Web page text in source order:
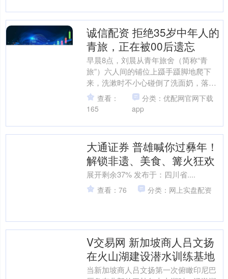
诚信配资 拒绝35岁中年人的
青旅，正在被00后遗忘
早晨8点，刘晨从青年旅舍（简称“青
旅”）六人间的铺位上蹑手蹑脚地爬下
来，洗漱时不小心碰倒了洗面奶，落地
的瓶子在狭小的卫生间里震荡出巨大的
回声。她走出卫生间时，听....
查看：
165
分类：优配网官网下载
app
大通证券 普雄喊你过彝年！
解锁非遗、美食、篝火狂欢
展开剩余37% 发布于：四川省....
查看：76 分类：网上实盘配资
V交易网 新加坡商人吕文扬
在火山湖建设潜水训练基地
当新加坡商人吕文扬第一次俯瞰印尼巴